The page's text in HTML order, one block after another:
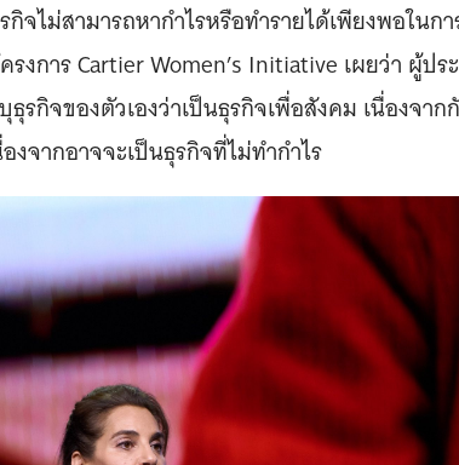
จไม่สามารถหากำไรหรือทำรายได้เพียงพอในกา
งการ Cartier Women’s Initiative เผยว่า ผู้ปร
รกิจของตัวเองว่าเป็นธุรกิจเพื่อสังคม เนื่องจาก
จากอาจจะเป็นธุรกิจที่ไม่ทำกำไร